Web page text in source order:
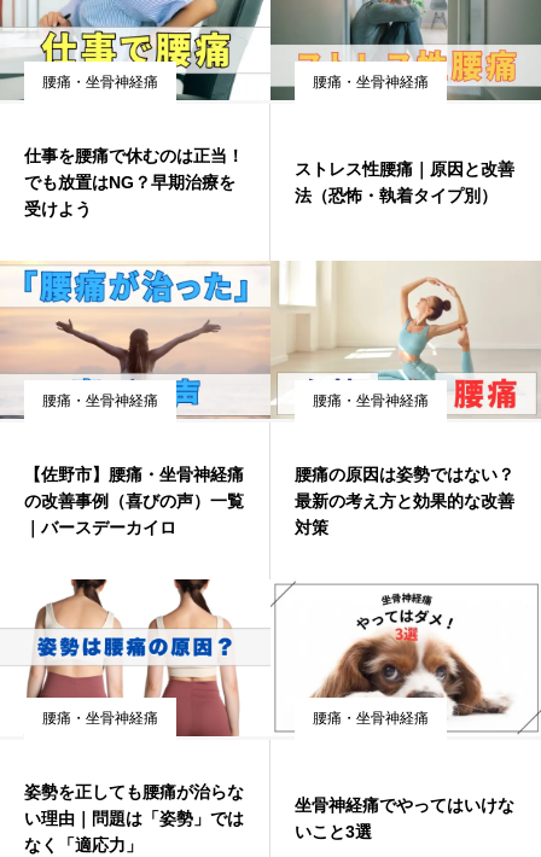
腰痛・坐骨神経痛
仕事を腰痛で休むのは正当！
でも放置はNG？早期治療を
受けよう
腰痛・坐骨神経痛
ストレス性腰痛｜原因と改善
法（恐怖・執着タイプ別）
腰痛・坐骨神経痛
【佐野市】腰痛・坐骨神経痛
の改善事例（喜びの声）一覧
｜バースデーカイロ
腰痛・坐骨神経痛
腰痛の原因は姿勢ではない？
最新の考え方と効果的な改善
対策
腰痛・坐骨神経痛
姿勢を正しても腰痛が治らな
い理由｜問題は「姿勢」では
なく「適応力」
腰痛・坐骨神経痛
坐骨神経痛でやってはいけな
いこと3選